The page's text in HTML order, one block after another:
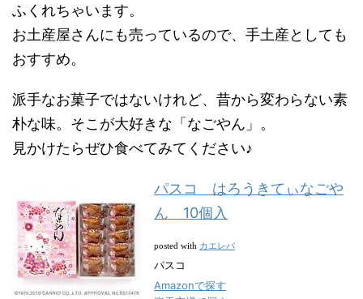
ふくれちゃいます。
お土産屋さんにも売っているので、手土産としても
おすすめ。
派手なお菓子ではないけれど、昔から変わらない素
朴な味。そこが大好きな「なごやん」。
見かけたらぜひ食べてみてください♪
パスコ はろうきてぃなごや
ん 10個入
posted with カエレバ
パスコ
Amazonで探す